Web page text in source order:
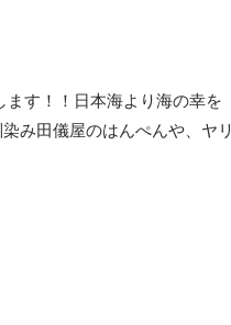
す！！日本海より海の幸を
み田儀屋のはんぺんや、ヤリ